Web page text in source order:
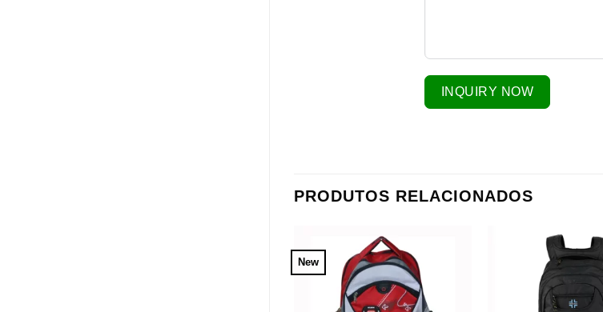
INQUIRY NOW
PRODUTOS RELACIONADOS
New